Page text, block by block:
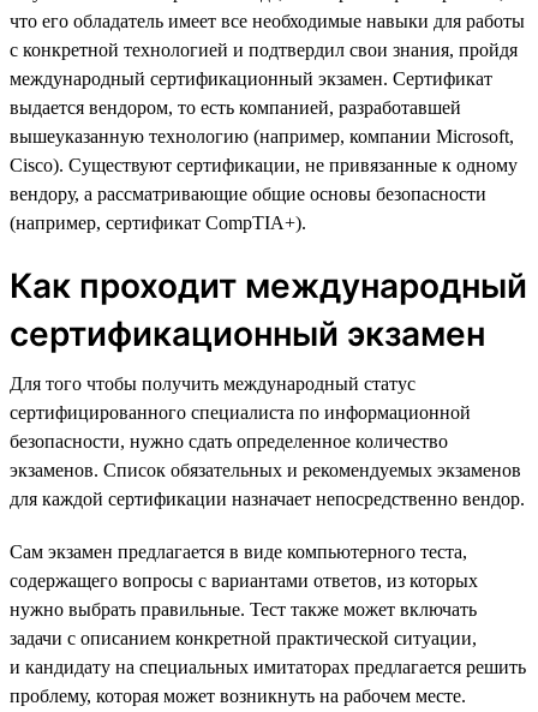
что его обладатель имеет все необходимые навыки для работы
с конкретной технологией и подтвердил свои знания, пройдя
международный сертификационный экзамен. Сертификат
выдается вендором, то есть компанией, разработавшей
вышеуказанную технологию (например, компании Microsoft,
Cisco). Существуют сертификации, не привязанные к одному
вендору, а рассматривающие общие основы безопасности
(например, сертификат CompTIA+).
Как проходит международный
сертификационный экзамен
Для того чтобы получить международный статус
сертифицированного специалиста по информационной
безопасности, нужно сдать определенное количество
экзаменов. Список обязательных и рекомендуемых экзаменов
для каждой сертификации назначает непосредственно вендор.
Сам экзамен предлагается в виде компьютерного теста,
содержащего вопросы с вариантами ответов, из которых
нужно выбрать правильные. Тест также может включать
задачи с описанием конкретной практической ситуации,
и кандидату на специальных имитаторах предлагается решить
проблему, которая может возникнуть на рабочем месте.